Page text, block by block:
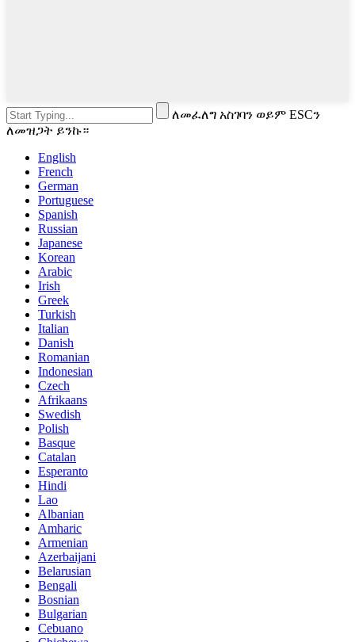
ለመፈለግ አስገባን ወይም ESCን
ለመዝጋት ይንኩ።
English
French
German
Portuguese
Spanish
Russian
Japanese
Korean
Arabic
Irish
Greek
Turkish
Italian
Danish
Romanian
Indonesian
Czech
Afrikaans
Swedish
Polish
Basque
Catalan
Esperanto
Hindi
Lao
Albanian
Amharic
Armenian
Azerbaijani
Belarusian
Bengali
Bosnian
Bulgarian
Cebuano